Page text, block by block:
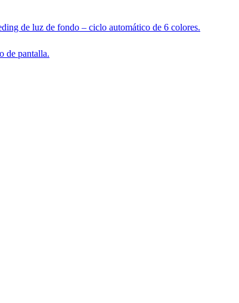
de luz de fondo – ciclo automático de 6 colores.
de pantalla.